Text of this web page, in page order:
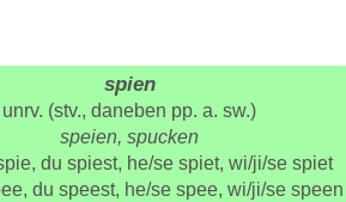
spien
unrv. (stv., daneben pp. a. sw.)
speien, spucken
du spiest, he/se spiet, wi/ji/se spiet
du speest, he/se spee, wi/ji/se speen